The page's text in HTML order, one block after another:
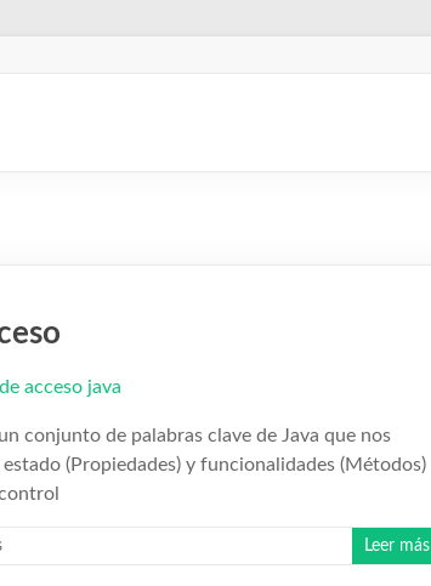
conjunto de palabras clave de Java que nos
(Propiedades) y funcionalidades (Métodos)
Leer más